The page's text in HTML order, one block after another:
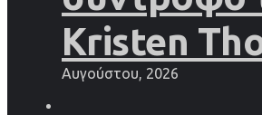
Kristen
Αυγούστου, 2026